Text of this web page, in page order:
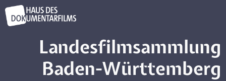
Landesfilmsammlung
Baden-Württemberg